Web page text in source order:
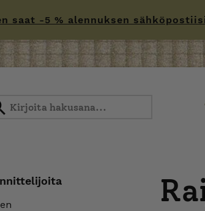
saat -5 % alennuksen